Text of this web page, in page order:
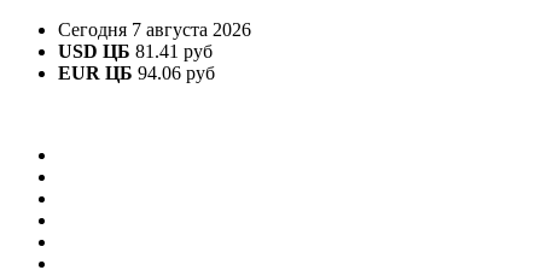
Сегодня 7 августа 2026
USD ЦБ 81.41 руб
EUR ЦБ 94.06 руб